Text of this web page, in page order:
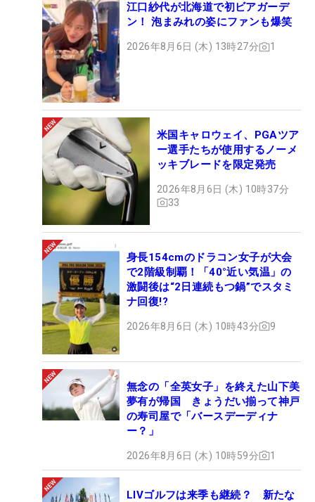
江口紗代が北海道で初ビアガーデ
ン！ 泡まみれの姿にファンも爆笑
2026年8月6日 (木) 13時27分 1
米国キャロウェイ、PGAツア
ー選手たちが使用するノーメ
ッキブレードを限定発売
2026年8月6日 (木) 10時37分
33
身長154cmのドラコン女子が大会
で2階級制覇！「40°近い気温」の
激闘後は“2日連続もつ鍋”でスタミ
ナ回復!?
2026年8月6日 (木) 10時43分 9
無念の「全英女子」を終えた山下美
夢有が帰国 きょうだい揃って神戸
の寿司屋で「バースデーディナ
ー？」
2026年8月6日 (木) 10時59分 1
LIVゴルフは来季も継続？ 新たな